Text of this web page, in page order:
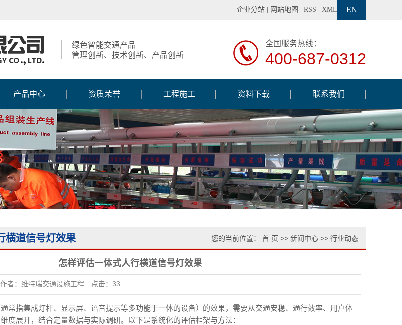
EN
企业分站 网站地图 RSS XML
绿色智能交通产品
管理创新、技术创新、产品创新
全国服务热线：
400-687-0312
产品中心
智慧交通系列
通信号控制机系列
交通信号灯系列
定制人行灯系列
交通标志系列
通信号灯杆系列
其他产品
资质荣誉
获得荣誉
资质证书
知识产权
工程施工
工程案例
施工设备
施工现场
生产检测设备
资料下载
调试软件
交通信号灯说明书
交通信号机说明书
巡闪标志牌说明书
联系我们
横道信号灯效果 您的当前位置： 首 页 >> 新闻中心 >> 行业动态
怎样评估一体式人行横道信号灯效果
作者： 维特瑞交通设施工程 点击： 33
通常指集成灯杆、显示屏、语音提示等多功能于一体的设备）的效果，需要从交通安稳、通行效率、用户体
度展开，结合定量数据与实际调研。以下是系统化的评估框架与方法：